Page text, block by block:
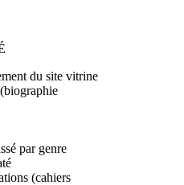
du site vitrine
par genre
(cahiers